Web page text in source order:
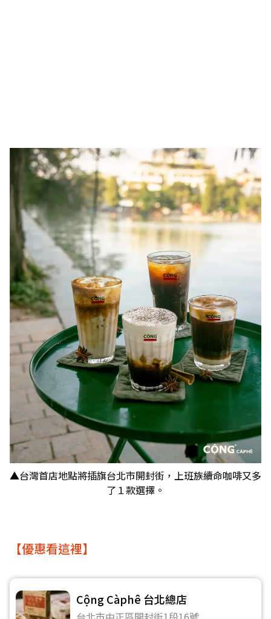
▲台灣首店地點將插旗台北市開封街，上班族續命咖啡又多
了１款選擇。
【優惠看這裡】
Cộng Càphê 台北總店